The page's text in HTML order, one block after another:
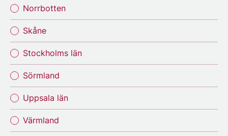
Norrbotten
Skåne
Stockholms län
Sörmland
Uppsala län
Värmland